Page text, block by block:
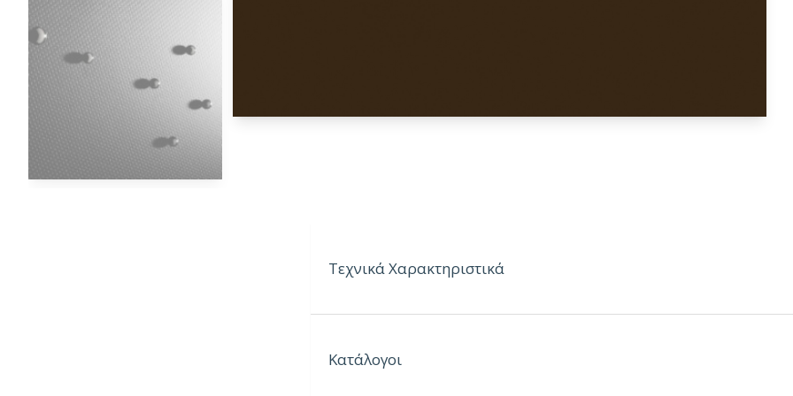
Τεχνικά Χαρακτηριστικά
4mm
Κατάλογοι